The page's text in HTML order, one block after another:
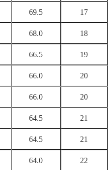
69.5 17
68.0 18
66.5 19
66.0 20
66.0 20
64.5 21
64.5 21
64.0 22